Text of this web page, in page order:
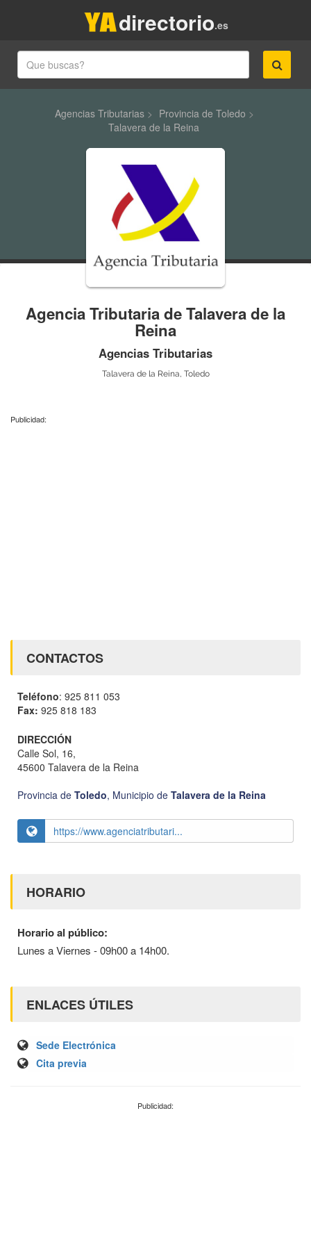
.es
directorio
Agencias Tributarias> Provincia de Toledo >
Talavera de la Reina
Agencia Tributaria de Talavera de la
Reina
Agencias Tributarias
Talavera de la Reina, Toledo
Publicidad:
CONTACTOS
Teléfono: 925 811 053
Fax: 925 818 183
DIRECCIÓN
Calle Sol, 16,
45600 Talavera de la Reina
Provincia de Toledo, Municipio de Talavera de la Reina
https://www.agenciatributari...
HORARIO
Horario al público:
Lunes a Viernes - 09h00 a 14h00.
ENLACES ÚTILES
Sede Electrónica
Cita previa
Publicidad: